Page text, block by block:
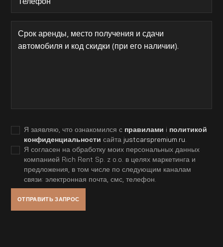
Я заявляю, что ознакомился с правилами i политикой
конфиденциальности сайта justcarspremium.ru
Я согласен на обработку моих персональных данных
компанией Rich Rent Sp. z o.o. в целях маркетинга и
предложения, в том числе по следующим каналам
связи: электронная почта, смс, телефон.